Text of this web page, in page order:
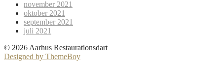
november 2021
oktober 2021
september 2021
juli 2021
© 2026 Aarhus Restaurationsdart
Designed by ThemeBoy